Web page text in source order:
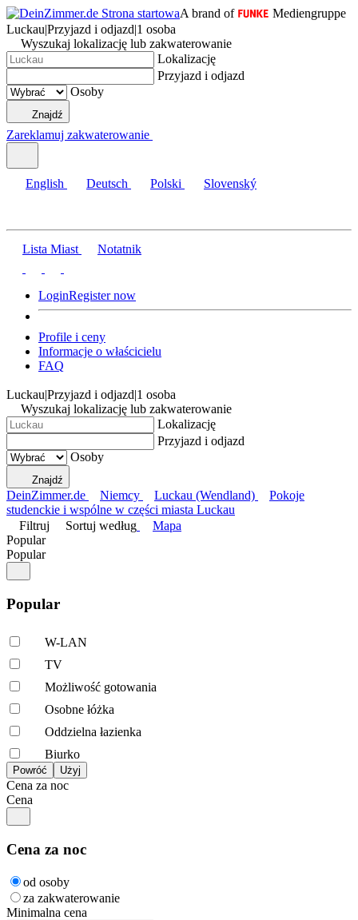
A brand of
Mediengruppe
Luckau|Przyjazd i odjazd|1 osoba
Wyszukaj lokalizację lub zakwaterowanie
Lokalizację
Przyjazd i odjazd
Osoby
Znajdź
Zareklamuj zakwaterowanie
English Deutsch Polski Slovenský
Lista Miast Notatnik
LoginRegister now
Profile i ceny
Informacje o właścicielu
FAQ
Luckau|Przyjazd i odjazd|1 osoba
Wyszukaj lokalizację lub zakwaterowanie
Lokalizację
Przyjazd i odjazd
Osoby
Znajdź
DeinZimmer.de Niemcy Luckau (Wendland)
Pokoje
studenckie i wspólne w części miasta Luckau
Filtruj
Sortuj według
Mapa
Popular
Popular
Popular
W-LAN
TV
Możliwość gotowania
Osobne łóżka
Oddzielna łazienka
Biurko
Cena za noc
Cena
Cena za noc
od osoby
za zakwaterowanie
Minimalna cena